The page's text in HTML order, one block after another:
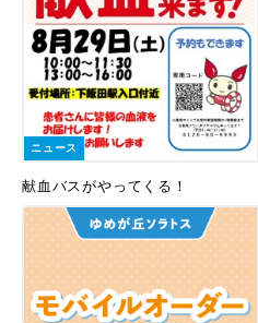
ニュース
献血バスがやってくる！